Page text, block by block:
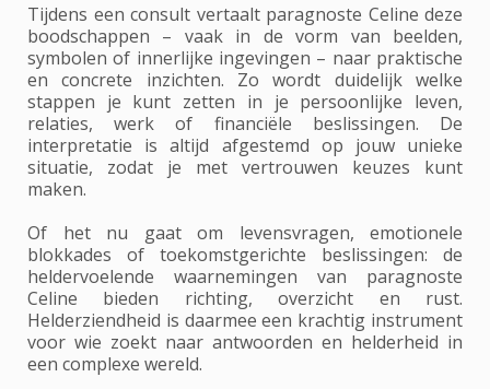
Tijdens een consult vertaalt paragnoste Celine deze
boodschappen – vaak in de vorm van beelden,
symbolen of innerlijke ingevingen – naar praktische
en concrete inzichten. Zo wordt duidelijk welke
stappen je kunt zetten in je persoonlijke leven,
relaties, werk of financiële beslissingen. De
interpretatie is altijd afgestemd op jouw unieke
situatie, zodat je met vertrouwen keuzes kunt
maken.
Of het nu gaat om levensvragen, emotionele
blokkades of toekomstgerichte beslissingen: de
heldervoelende waarnemingen van paragnoste
Celine bieden richting, overzicht en rust.
Helderziendheid is daarmee een krachtig instrument
voor wie zoekt naar antwoorden en helderheid in
een complexe wereld.